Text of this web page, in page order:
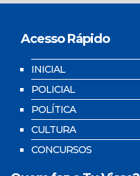
Acesso Rápido
INICIAL
POLICIAL
POLÍTICA
CULTURA
CONCURSOS